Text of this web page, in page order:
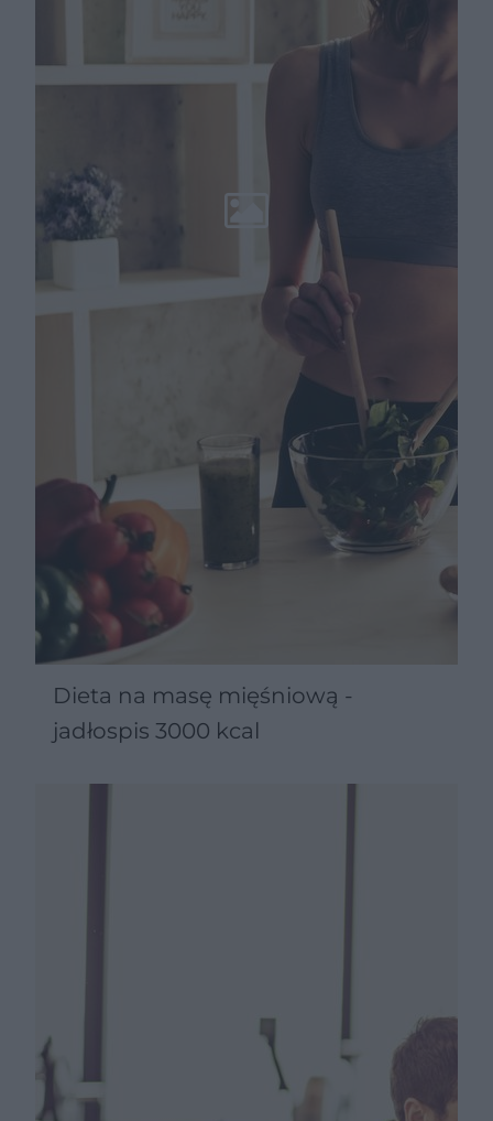
Dieta na masę mięśniową -
jadłospis 3000 kcal